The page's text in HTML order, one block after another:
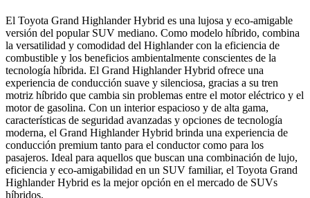
El Toyota Grand Highlander Hybrid es una lujosa y eco-amigable
versión del popular SUV mediano. Como modelo híbrido, combina
la versatilidad y comodidad del Highlander con la eficiencia de
combustible y los beneficios ambientalmente conscientes de la
tecnología híbrida. El Grand Highlander Hybrid ofrece una
experiencia de conducción suave y silenciosa, gracias a su tren
motriz híbrido que cambia sin problemas entre el motor eléctrico y el
motor de gasolina. Con un interior espacioso y de alta gama,
características de seguridad avanzadas y opciones de tecnología
moderna, el Grand Highlander Hybrid brinda una experiencia de
conducción premium tanto para el conductor como para los
pasajeros. Ideal para aquellos que buscan una combinación de lujo,
eficiencia y eco-amigabilidad en un SUV familiar, el Toyota Grand
Highlander Hybrid es la mejor opción en el mercado de SUVs
híbridos.